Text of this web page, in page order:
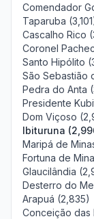
Comendador
Taparuba
Cascalho Rico
Coronel
Santo Hipólito
São Sebastião
Pedra do Anta
Presidente
Dom Viçoso
Ibituruna
Maripá de
Fortuna de
Glaucilândia
Desterro do
Arapuá (2,835)
Conceição das